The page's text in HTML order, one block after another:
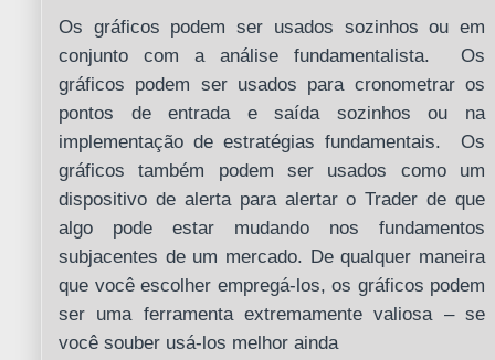
Os gráficos podem ser usados sozinhos ou em
conjunto com a análise fundamentalista. Os
gráficos podem ser usados para cronometrar os
pontos de entrada e saída sozinhos ou na
implementação de estratégias fundamentais. Os
gráficos também podem ser usados como um
dispositivo de alerta para alertar o Trader de que
algo pode estar mudando nos fundamentos
subjacentes de um mercado. De qualquer maneira
que você escolher empregá-los, os gráficos podem
ser uma ferramenta extremamente valiosa – se
você souber usá-los melhor ainda